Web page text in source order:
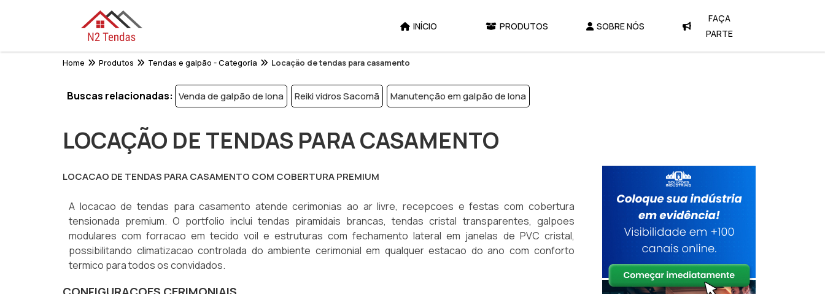
INÍCIO PRODUTOS SOBRE NÓS
FAÇA
PARTE
Home Produtos Tendas e galpão - Categoria Locação de tendas para casamento
Buscas relacionadas: Venda de galpão de lona Reiki vidros Sacomã Manutenção em galpão de lona
LOCAÇÃO DE TENDAS PARA CASAMENTO
LOCACAO DE TENDAS PARA CASAMENTO COM COBERTURA PREMIUM
A locacao de tendas para casamento atende cerimonias ao ar livre, recepcoes e festas com cobertura
tensionada premium. O portfolio inclui tendas piramidais brancas, tendas cristal transparentes, galpoes
modulares com forracao em tecido voil e estruturas com fechamento lateral em janelas de PVC cristal,
possibilitando climatizacao controlada do ambiente cerimonial em qualquer estacao do ano com conforto
termico para todos os convidados.